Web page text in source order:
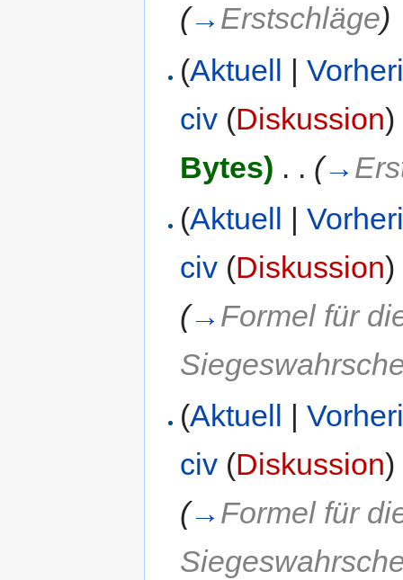
(→ Erstschläge)
(Aktuell |
civ (Diskussion)
Bytes) . . (→
(Aktuell |
civ (Diskussion)
(→ Formel für
(Aktuell |
civ (Diskussion)
(→ Formel für